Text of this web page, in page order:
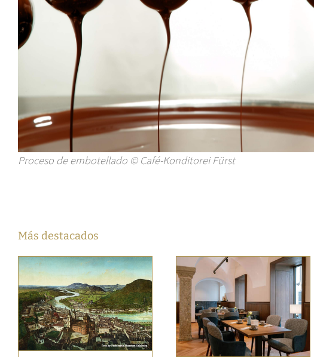
Proceso de embotellado © Café-Konditorei Fürst
Más destacados
Un nuevo lugar para
disfrutar en Salzburgo:
IMLAUER Brasserie Mirabell
Cocina y placer Noticias destacadas
Salzburgo
Ambiente moderno en
IMLAUER & Bräu Hotels
Salzburgo
Noticias destacadas Salzburgo